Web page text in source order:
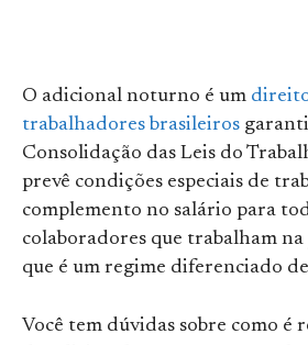
O adicional noturno é um
trabalhadores brasileiros
Consolidação das Leis do
prevê condições especiais de
complemento no salário para
colaboradores que trabalham
que é um regime diferenciado
Você tem dúvidas sobre como é